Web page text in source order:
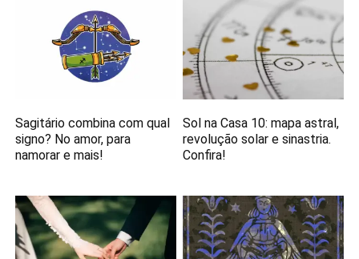
Sagitário combina com qual
signo? No amor, para
namorar e mais!
Sol na Casa 10: mapa astral,
revolução solar e sinastria.
Confira!